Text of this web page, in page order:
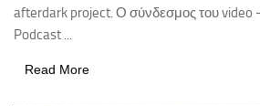
afterdark project. Ο σύνδεσμος του video
Podcast ...
Read More